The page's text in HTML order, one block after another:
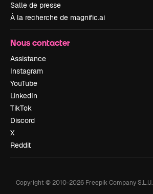
Salle de presse
À la recherche de magnific.ai
Nous contacter
Assistance
Instagram
YouTube
LinkedIn
TikTok
Discord
X
Reddit
Copyright © 2010-2026 Freepik Company S.L.U.